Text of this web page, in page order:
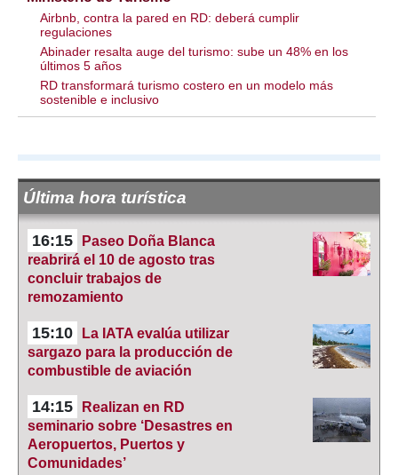
Airbnb, contra la pared en RD: deberá cumplir
regulaciones
Abinader resalta auge del turismo: sube un 48% en los
últimos 5 años
RD transformará turismo costero en un modelo más
sostenible e inclusivo
Última hora turística
16:15
Paseo Doña Blanca
reabrirá el 10 de agosto tras
concluir trabajos de
remozamiento
15:10
La IATA evalúa utilizar
sargazo para la producción de
combustible de aviación
14:15
Realizan en RD
seminario sobre ‘Desastres en
Aeropuertos, Puertos y
Comunidades’